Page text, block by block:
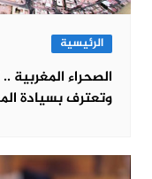
الرئيسية
الصحراء المغربية
وتعترف بسيادة